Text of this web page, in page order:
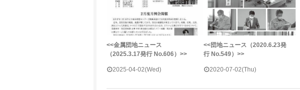
<<金属団地ニュース
（2025.3.17発行 No.606）>>
2025-04-02(Wed)
<<団地ニュース（2020.6.23発
行 No.549）>>
2020-07-02(Thu)